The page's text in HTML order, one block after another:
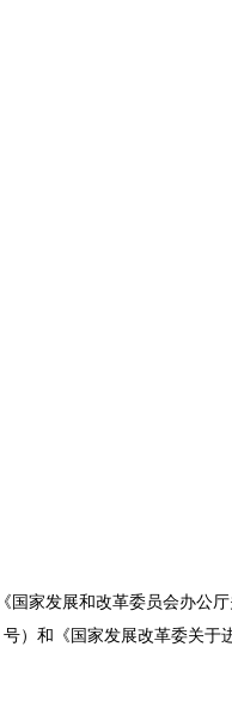
国家发展和改革委员会办公
）和《国家发展改革委关